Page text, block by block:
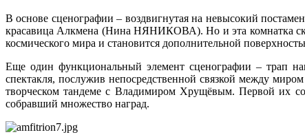
В основе сценографии – воздвигнутая на невысокий
красавица Алкмена (Нина НЯНИКОВА). Но и эта комнатка
космического мира и становится дополнительной
Еще один функциональный элемент сценографии – трап
спектакля, послужив непосредственной связкой между
творческом тандеме с Владимиром Хрущёвым. Первой их
собравший множество наград.